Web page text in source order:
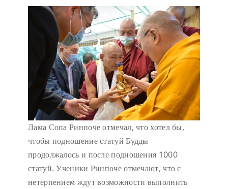
Лама Сопа Ринпоче отмечал, что хотел бы,
чтобы подношение статуй Будды
продолжалось и после подношения 1000
статуй. Ученики Ринпоче отмечают, что с
нетерпением ждут возможности выполнить